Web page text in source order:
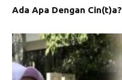
Ada Apa Dengan Cin(t)a?